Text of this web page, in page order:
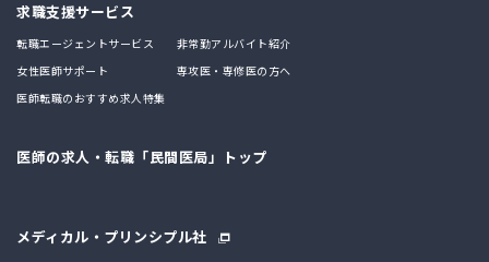
求職支援サービス
転職エージェントサービス
非常勤アルバイト紹介
女性医師サポート
専攻医・専修医の方へ
医師転職のおすすめ求人特集
医師の求人・転職「民間医局」トップ
メディカル・プリンシプル社